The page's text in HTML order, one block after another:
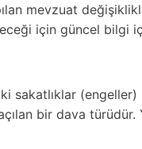
mevzuat
için güncel bilgi
sakatlıklar
bir dava